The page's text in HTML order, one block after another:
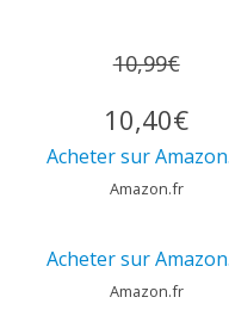
10,99€
10,40€
Acheter sur
Amazon.fr
Acheter sur
Amazon.fr